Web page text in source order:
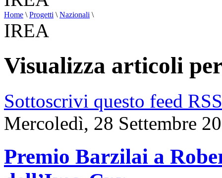
Home \ Progetti \ Nazionali \
IREA
Visualizza articoli
Sottoscrivi questo feed RSS
Mercoledì, 28 Settembre
Premio Barzilai a